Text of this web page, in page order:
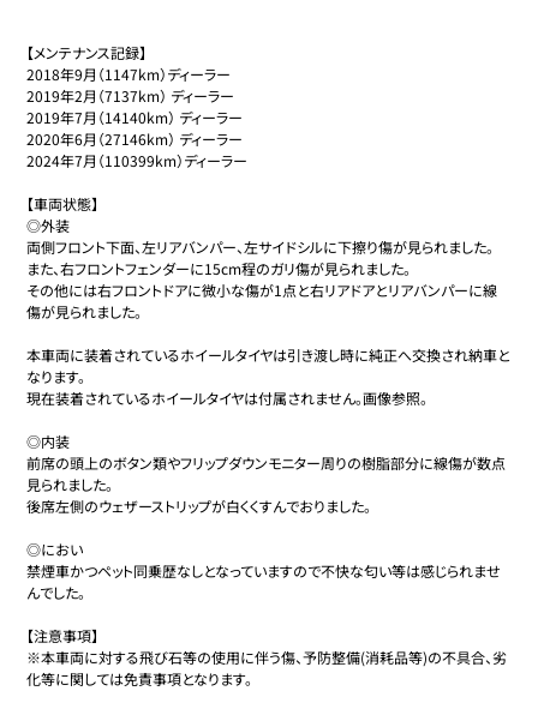
【メンテナンス記録】
2018年9月（1147km）ディーラー
2019年2月（7137km） ディーラー
2019年7月（14140km） ディーラー
2020年6月（27146km） ディーラー
2024年7月（110399km）ディーラー
【車両状態】
◎外装
両側フロント下面、左リアバンパー、左サイドシルに下擦り傷が見られました。
また、右フロントフェンダーに15cm程のガリ傷が見られました。
その他には右フロントドアに微小な傷が1点と右リアドアとリアバンパーに線
傷が見られました。
本車両に装着されているホイールタイヤは引き渡し時に純正へ交換され納車と
なります。
現在装着されているホイールタイヤは付属されません。画像参照。
◎内装
前席の頭上のボタン類やフリップダウンモニター周りの樹脂部分に線傷が数点
見られました。
後席左側のウェザーストリップが白くくすんでおりました。
◎におい
禁煙車かつペット同乗歴なしとなっていますので不快な匂い等は感じられませ
んでした。
【注意事項】
※本車両に対する飛び石等の使用に伴う傷、予防整備(消耗品等)の不具合、劣
化等に関しては免責事項となります。